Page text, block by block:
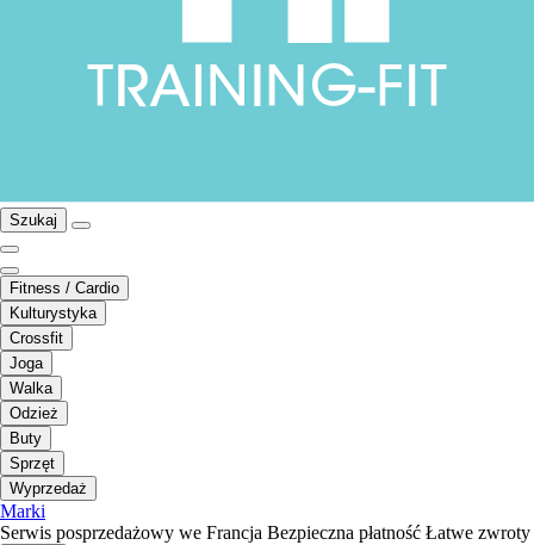
Szukaj
Fitness / Cardio
Kulturystyka
Crossfit
Joga
Walka
Odzież
Buty
Sprzęt
Wyprzedaż
Marki
Serwis posprzedażowy we Francja Bezpieczna płatność Łatwe zwroty